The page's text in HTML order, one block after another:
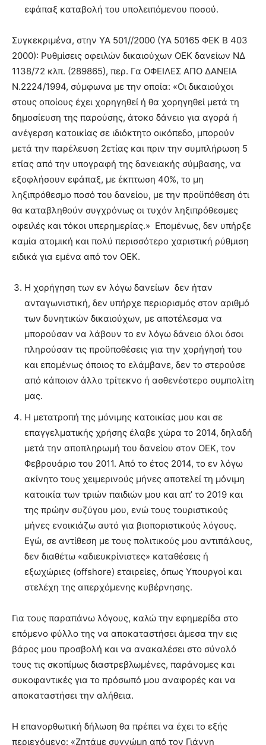
εφάπαξ καταβολή του υπολειπόμενου ποσού.
Συγκεκριμένα, στην ΥΑ 501//2000 (ΥΑ 50165 ΦΕΚ Β 403
2000): Ρυθμίσεις οφειλών δικαιούχων ΟΕΚ δανείων ΝΔ
1138/72 κλπ. (289865), περ. Γα ΟΦΕΙΛΕΣ ΑΠΟ ΔΑΝΕΙΑ
Ν.2224/1994, σύμφωνα με την οποία: «Οι δικαιούχοι
στους οποίους έχει χορηγηθεί ή θα χορηγηθεί μετά τη
δημοσίευση της παρούσης, άτοκο δάνειο για αγορά ή
ανέγερση κατοικίας σε ιδιόκτητο οικόπεδο, μπορούν
μετά την παρέλευση 2ετίας και πριν την συμπλήρωση 5
ετίας από την υπογραφή της δανειακής σύμβασης, να
εξοφλήσουν εφάπαξ, με έκπτωση 40%, το μη
ληξιπρόθεσμο ποσό του δανείου, με την προϋπόθεση ότι
θα καταβληθούν συγχρόνως οι τυχόν ληξιπρόθεσμες
οφειλές και τόκοι υπερημερίας.» Επομένως, δεν υπήρξε
καμία ατομική και πολύ περισσότερο χαριστική ρύθμιση
ειδικά για εμένα από τον ΟΕΚ.
Η χορήγηση των εν λόγω δανείων δεν ήταν
ανταγωνιστική, δεν υπήρχε περιορισμός στον αριθμό
των δυνητικών δικαιούχων, με αποτέλεσμα να
μπορούσαν να λάβουν το εν λόγω δάνειο όλοι όσοι
πληρούσαν τις προϋποθέσεις για την χορήγησή του
και επομένως όποιος το ελάμβανε, δεν το στερούσε
από κάποιον άλλο τρίτεκνο ή ασθενέστερο συμπολίτη
μας.
Η μετατροπή της μόνιμης κατοικίας μου και σε
επαγγελματικής χρήσης έλαβε χώρα το 2014, δηλαδή
μετά την αποπληρωμή του δανείου στον ΟΕΚ, τον
Φεβρουάριο του 2011. Από το έτος 2014, το εν λόγω
ακίνητο τους χειμερινούς μήνες αποτελεί τη μόνιμη
κατοικία των τριών παιδιών μου και απ’ το 2019 και
της πρώην συζύγου μου, ενώ τους τουριστικούς
μήνες ενοικιάζω αυτό για βιοποριστικούς λόγους.
Εγώ, σε αντίθεση με τους πολιτικούς μου αντιπάλους,
δεν διαθέτω «αδιευκρίνιστες» καταθέσεις ή
εξωχώριες (offshore) εταιρείες, όπως Υπουργοί και
στελέχη της απερχόμενης κυβέρνησης.
Για τους παραπάνω λόγους, καλώ την εφημερίδα στο
επόμενο φύλλο της να αποκαταστήσει άμεσα την εις
βάρος μου προσβολή και να ανακαλέσει στο σύνολό
τους τις σκοπίμως διαστρεβλωμένες, παράνομες και
συκοφαντικές για το πρόσωπό μου αναφορές και να
αποκαταστήσει την αλήθεια.
Η επανορθωτική δήλωση θα πρέπει να έχει το εξής
περιεχόμενο: «Ζητάμε συγνώμη από τον Γιάννη